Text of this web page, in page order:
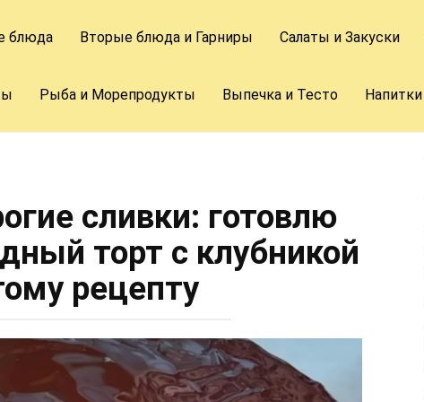
блюда Вторые блюда и Гарниры Салаты и Закуски
Рыба и Морепродукты Выпечка и Тесто Напитки
сливки: готовлю
торт с клубникой
рецепту